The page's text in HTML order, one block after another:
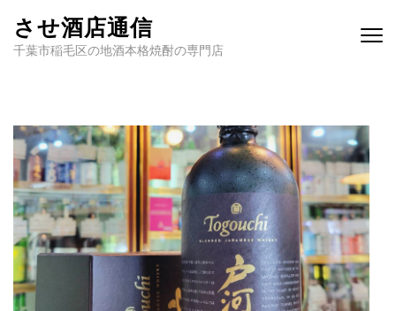
させ酒店通信
千葉市稲毛区の地酒本格焼酎の専門店